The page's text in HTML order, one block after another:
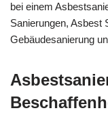
bei einem
Sanierungen, Asbest
Gebäudesanierung